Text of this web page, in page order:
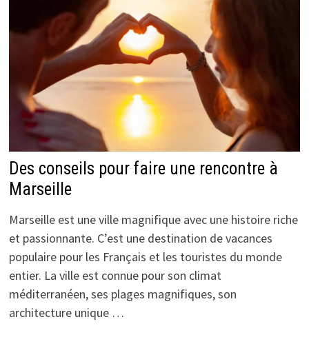
Des conseils pour faire une rencontre à
Marseille
Marseille est une ville magnifique avec une histoire riche
et passionnante. C’est une destination de vacances
populaire pour les Français et les touristes du monde
entier. La ville est connue pour son climat
méditerranéen, ses plages magnifiques, son
architecture unique …